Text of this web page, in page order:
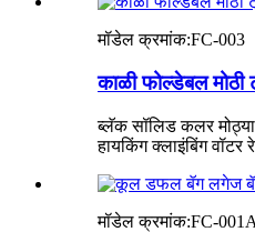
मॉडेल क्रमांक:FC-003
काळी फोल्डेबल
ब्लॅक सॉलिड कलर
हायकिंग क्लाइंबिंग
मॉडेल क्रमांक:FC-001A